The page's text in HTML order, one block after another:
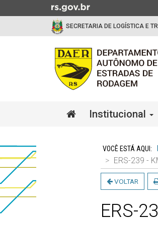
para
SECRETARIA DE LOGÍSTICA E
Institucional
do
conteúdo
ERS-239 -
VOLTAR
ERS-